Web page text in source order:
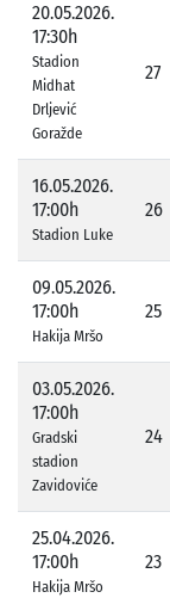
20.05.2026.
17:30h
Stadion
Midhat
Drljević
Goražde
27
16.05.2026.
17:00h
Stadion Luke
26
09.05.2026.
17:00h
Hakija Mršo
25
03.05.2026.
17:00h
Gradski
stadion
Zavidoviće
24
25.04.2026.
17:00h
Hakija Mršo
23